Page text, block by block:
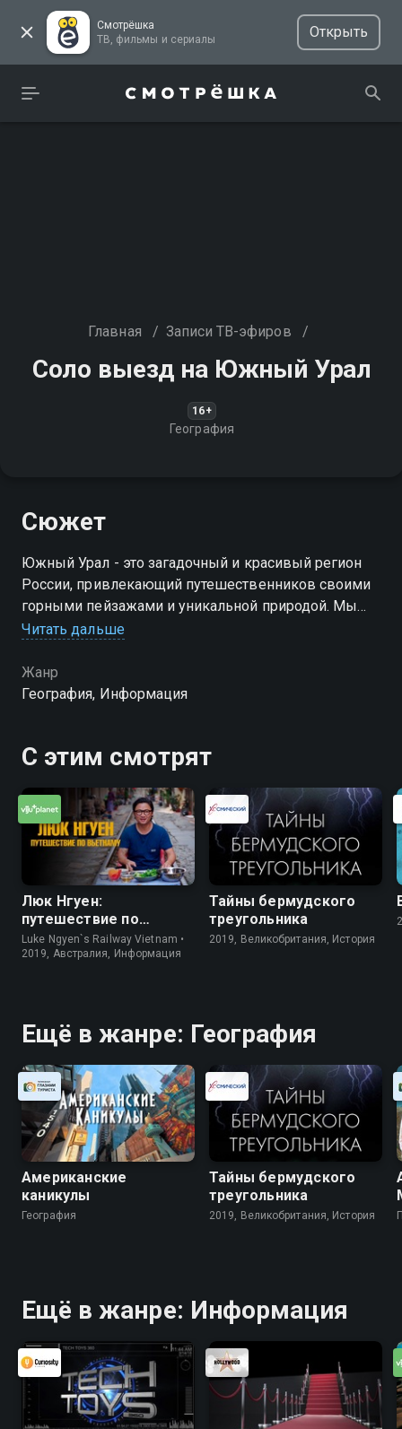
Смотрёшка
ТВ, фильмы и сериалы
Открыть
Главная / Записи ТВ-эфиров /
Соло выезд на Южный Урал
16+
География
Сюжет
Южный Урал - это загадочный и красивый регион
России, привлекающий путешественников своими
горными пейзажами и уникальной природой. Мы
отправимся в захватывающее путешествие, чтобы
атмосферу культуры
Читать дальше
Жанр
География, Информация
С этим смотрят
Люк Нгуен:
путешествие по
Вьетнаму
Luke Ngyen`s Railway Vietnam •
2019, Австралия, Информация
Тайны бермудского
треугольника
2019, Великобритания, История
Ещё в жанре: География
Американские
каникулы
География
Тайны бермудского
треугольника
2019, Великобритания, История
Ещё в жанре: Информация